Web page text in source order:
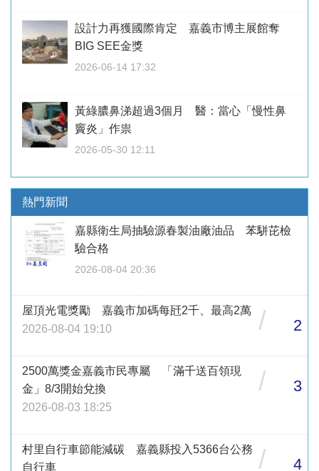
設計力再獲國際肯定 嘉義市博主展館奪
BIG SEE金獎
2026-06-14 17:32
黃綠膿鼻涕超過3個月 醫：當心「慢性鼻
竇炎」作祟
2026-05-30 12:11
熱門新聞
嘉縣衛生局抽驗源春製油廠油品 苯駢芘檢
驗合格
2026-08-04 20:36
屋頂光電獎勵 嘉義市加碼每瓩2千、最高2萬
2026-08-04 19:10
/ 2
2500萬獎金嘉義市民專屬 「滿千送百領現
金」8/3開始兌換
2026-08-03 18:25
/ 3
村里自行車節能減碳 嘉義縣投入5366台公務
自行車
/ 4